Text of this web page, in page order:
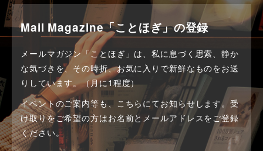
Mail Magazine「ことほぎ」の登録
メールマガジン「ことほぎ」は、私に息づく思索、静か
な気づきを、その時折、お気に入りで新鮮なものをお送
りしています。（月に1程度）
イベントのご案内等も、こちらにてお知らせします。受
け取りをご希望の方はお名前とメールアドレスをご登録
ください。